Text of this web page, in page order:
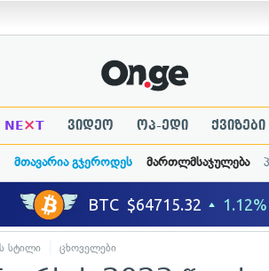
NE×T ვიდეო ოპ-ედი ქვიზები
მთავარია გჯეროდეს მართლმსაჯულება
სტილი ცხოველები